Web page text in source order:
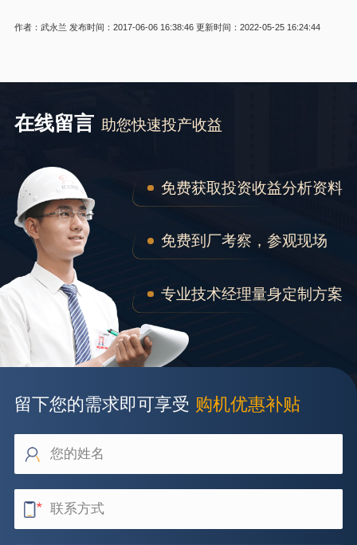
作者：武永兰 发布时间：2017-06-06 16:38:46 更新时间：2022-05-25 16:24:44
在线留言 助您快速投产收益
免费获取投资收益分析资料
免费到厂考察，参观现场
专业技术经理量身定制方案
留下您的需求即可享受 购机优惠补贴